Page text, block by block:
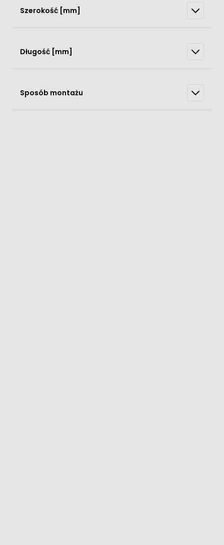
Szerokość [mm]
Długość [mm]
Sposób montażu